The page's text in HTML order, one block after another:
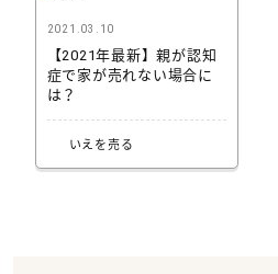
2021.03.10
【2021年最新】親が認知
症で家が売れない場合に
は？
いえを売る